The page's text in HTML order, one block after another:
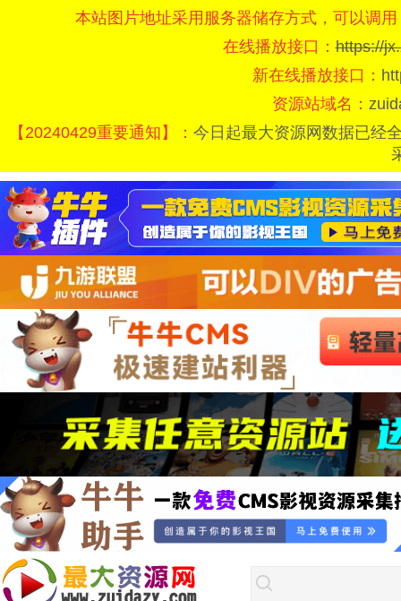
本站图片地址采用服务器储存方式，可以调
在线播放接口：https://
新在线播放接口：
资源站域名：
【20240429重要通知】： 今日起最大资源网数据已经